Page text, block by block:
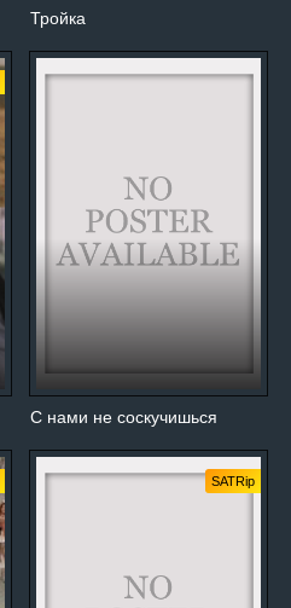
Тройка
С нами не соскучишься
SATRip